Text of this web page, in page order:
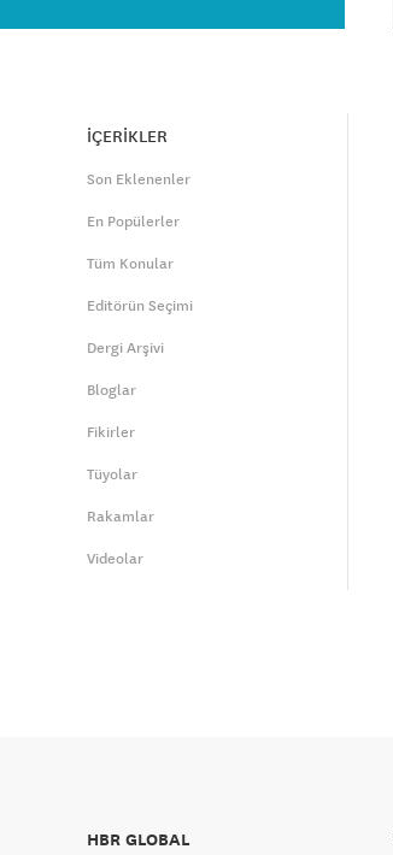
İÇERİKLER
Son Eklenenler
En Popülerler
Tüm Konular
Editörün Seçimi
Dergi Arşivi
Bloglar
Fikirler
Tüyolar
Rakamlar
Videolar
HBR GLOBAL